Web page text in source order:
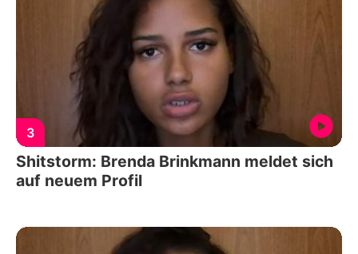
3
Shitstorm: Brenda Brinkmann meldet sich
auf neuem Profil